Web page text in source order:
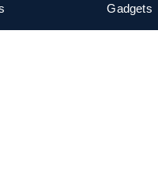
Gadgets